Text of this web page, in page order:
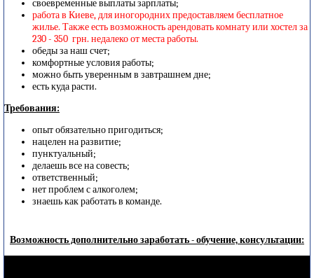
своевременные выплаты зарплаты;
работа в Киеве, для иногородних предоставляем бесплатное
жилье. Также есть возможность арендовать комнату или хостел за
230 - 350 грн. недалеко от места работы.
обеды за наш счет;
комфортные условия работы;
можно быть уверенным в завтрашнем дне;
есть куда расти.
Требования:
опыт обязательно пригодиться;
нацелен на развитие;
пунктуальный;
делаешь все на совесть;
ответственный;
нет проблем с алкоголем;
знаешь как работать в команде.
Возможность дополнительно заработать - обучение, консультации: